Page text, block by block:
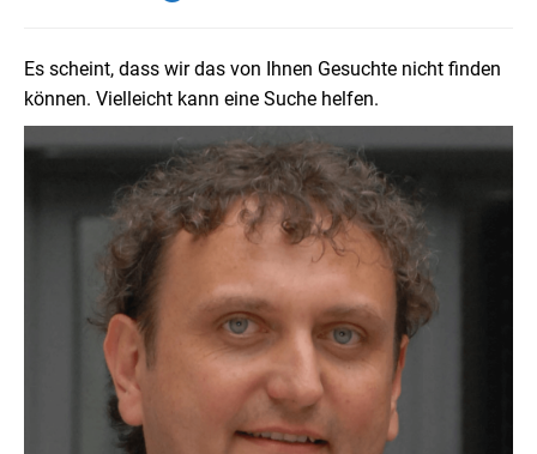
Es scheint, dass wir das von Ihnen Gesuchte nicht finden
können. Vielleicht kann eine Suche helfen.